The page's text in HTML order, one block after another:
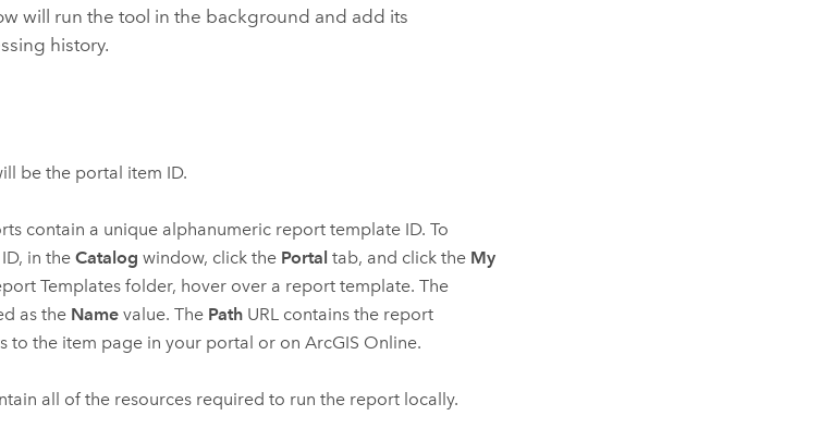
will run the tool in the background and add its
history.
be the portal item ID.
contain a unique alphanumeric report template ID. To
in the Catalog window, click the Portal tab, and click the My
Templates folder, hover over a report template. The
as the Namevalue. The PathURL contains the report
to the item page in your portal or on ArcGIS Online.
all of the resources required to run the report locally.